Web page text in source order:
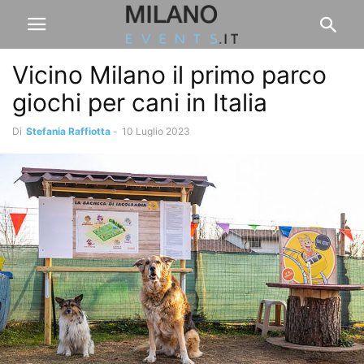
Vicino Milano il primo parco
giochi per cani in Italia
Di Stefania Raffiotta - 10 Luglio 2023